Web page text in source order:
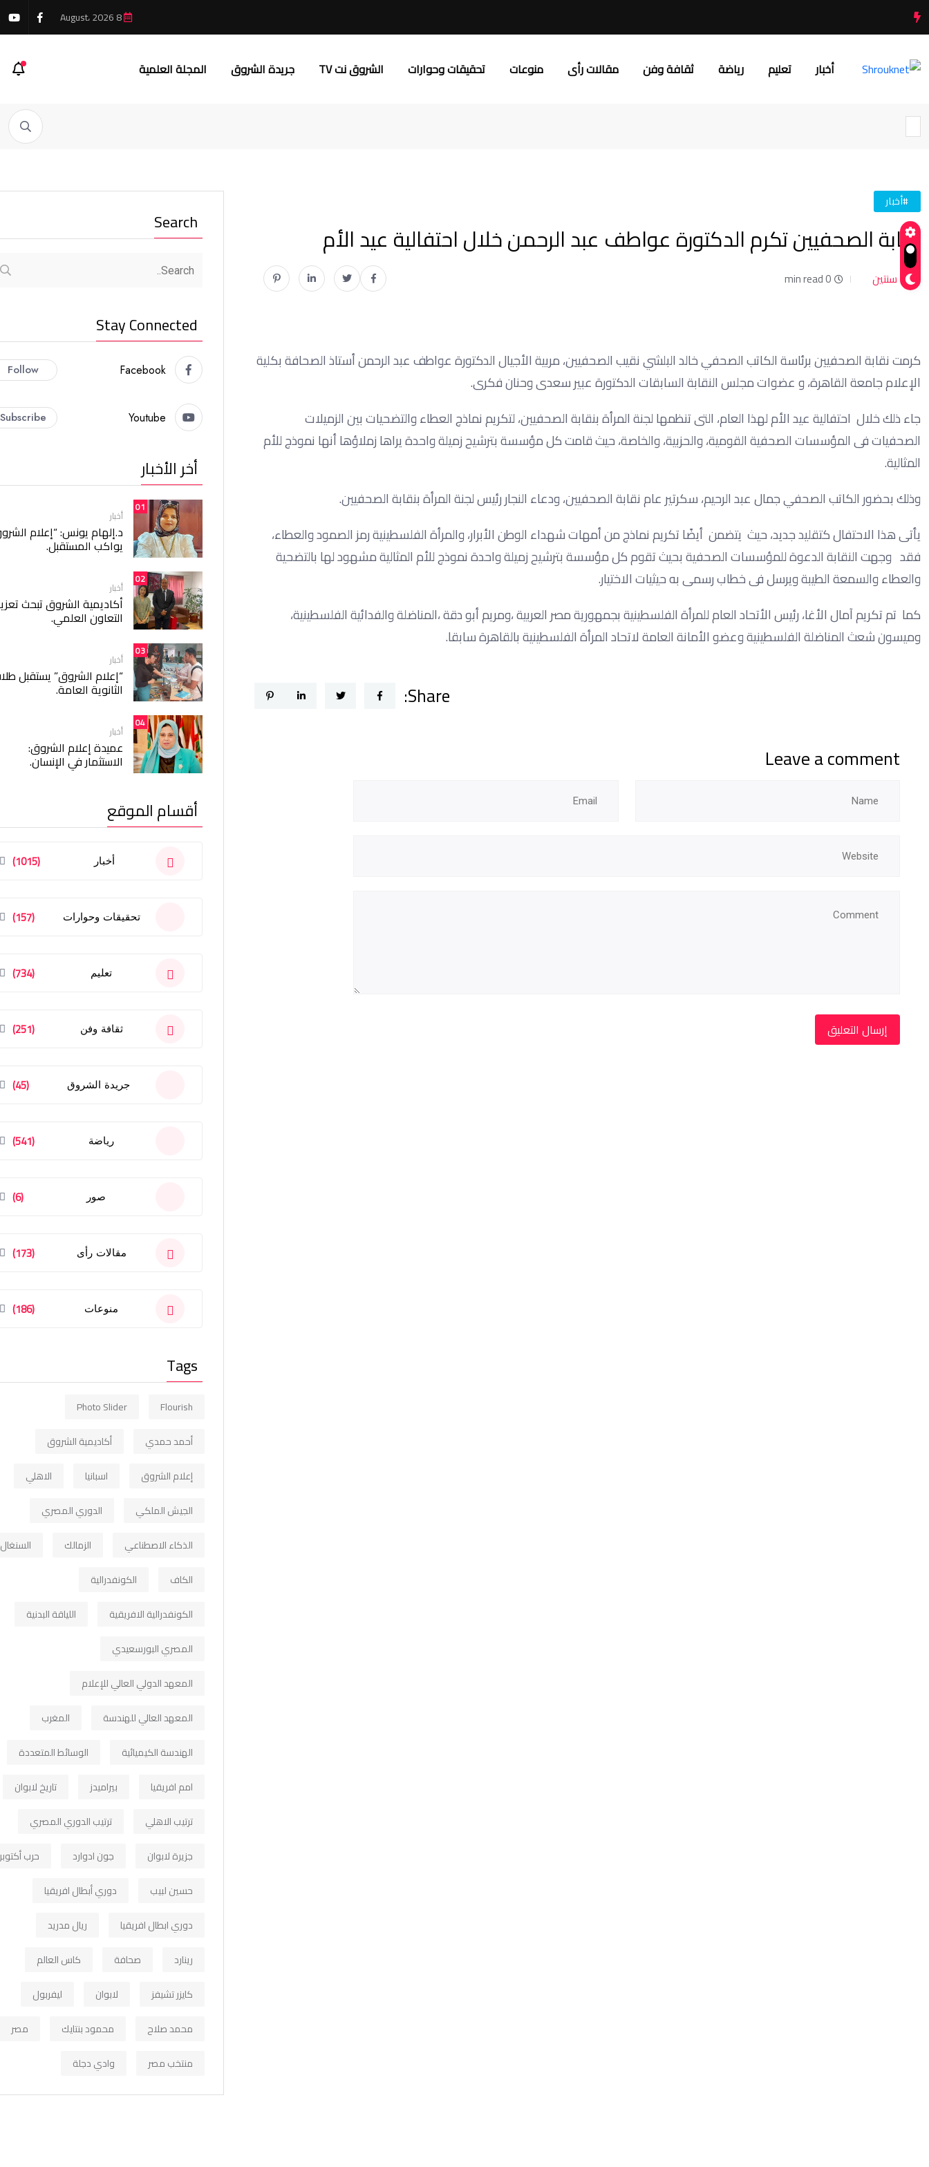
أخبار تعليم رياضة ثقافة وفن مقالات رأى منوعات تحقيقات وحوارات الشروق نت TV جريدة الشروق المجلة العلمية
#أخبار
نقابة الصحفيين تكرم الدكتورة عواطف عبد الرحمن خلال احتفالية عيد الأم
سنتين 0 min read
كرمت نقابة الصحفيين برئاسة الكاتب الصحفي خالد البلشي نقيب الصحفيين، مربية الأجيال الدكتورة عواطف عبد الرحمن أستاذ الصحافة بكلية
الإعلام جامعة القاهرة، و عضوات مجلس النقابة السابقات الدكتورة عبير سعدى وحنان فكرى.
جاء ذلك خلال احتفالية عيد الأم لهذا العام، التى تنظمها لجنة المرأة بنقابة الصحفيين، لتكريم نماذج العطاء والتضحيات بين الزميلات
الصحفيات فى المؤسسات الصحفية القومية، والحزبية، والخاصة، حيث قامت كل مؤسسة بترشيح زميلة واحدة يراها زملاؤها أنها نموذج للأم
المثالية.
وذلك بحضور الكاتب الصحفي جمال عبد الرحيم، سكرتير عام نقابة الصحفيين، ودعاء النجار رئيس لجنة المرأة بنقابة الصحفيين.
يأتى هذا الاحتفال كتقليد جديد، حيث يتضمن أيضًا تكريم نماذج من أمهات شهداء الوطن الأبرار، والمرأة الفلسطينية رمز الصمود والعطاء،
فقد وجهت النقابة الدعوة للمؤسسات الصحفية بحيث تقوم كل مؤسسة بترشيح زميلة واحدة نموذج للأم المثالية مشهود لها بالتضحية
والعطاء والسمعة الطيبة ويرسل فى خطاب رسمى به حيثيات الاختيار.
كما تم تكريم آمال الأغا، رئيس الأتحاد العام للمرأة الفلسطينية بجمهورية مصر العربية ،ومريم أبو دقة ،المناضلة والفدائية الفلسطينية،
وميسون شعث المناضلة الفلسطينية وعضو الأمانة العامة لاتحاد المرأة الفلسطينية بالقاهرة سابقا.
Share:
Leave a comment
Search
Stay Connected
Facebook
Follow
Youtube
Subscribe
أخر الأخبار
01
أخبار
د.إلهام يونس: “إعلام
يواكب المستقبل.
02
أخبار
أكاديمية الشروق تبحث
التعاون العلمي.
03
أخبار
“إعلام الشروق” يستقبل
الثانوية العامة.
04
أخبار
عميدة إعلام الشروق:
الاستثمار في الإنسان.
أقسام الموقع
أخبار (1015)
تحقيقات وحوارات (157)
تعليم (734)
ثقافة وفن (251)
جريدة الشروق (45)
رياضة (541)
صور (6)
مقالات رأى (173)
منوعات (186)
Tags
Flourish
Photo Slider
أحمد حمدي
أكاديمية الشروق
إعلام الشروق
اسبانيا
الاهلي
الجيش الملكي
الدوري المصري
الذكاء الاصطناعي
الزمالك
السنغال
الكاف
الكونفدرالية
الكونفدرالية الافريقية
اللياقة البدنية
المصري البورسعيدي
المعهد الدولي العالي للإعلام
المعهد العالي للهندسة
المغرب
الهندسة الكيميائية
الوسائط المتعددة
امم افريقيا
بيراميدز
تاريخ لابوان
ترتيب الاهلي
ترتيب الدوري المصري
جزيرة لابوان
جون ادوارد
حرب أكتوبر
حسين لبيب
دوري أبطال افريقيا
دوري ابطال افريقيا
ريال مدريد
رينارد
صحافة
كاس العالم
كايزر تشيفز
لابوان
ليفربول
محمد صلاح
محمود بنتايك
مصر
منتخب مصر
وادي دجلة